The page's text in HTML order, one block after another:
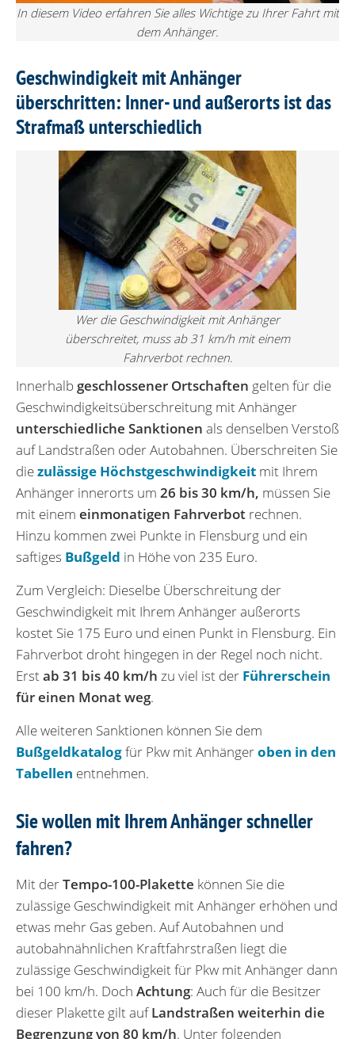
In diesem Video erfahren Sie alles Wichtige zu Ihrer Fahrt mit
dem Anhänger.
Geschwindigkeit mit Anhänger
überschritten: Inner- und außerorts ist das
Strafmaß unterschiedlich
Wer die Geschwindigkeit mit Anhänger
überschreitet, muss ab 31 km/h mit einem
Fahrverbot rechnen.
Innerhalb geschlossener Ortschaften gelten für die
Geschwindigkeitsüberschreitung mit Anhänger
unterschiedliche Sanktionen als denselben Verstoß
auf Landstraßen oder Autobahnen. Überschreiten Sie
diezulässige Höchstgeschwindigkeit mit Ihrem
Anhänger innerorts um 26 bis 30 km/h, müssen Sie
mit einem einmonatigen Fahrverbot rechnen.
Hinzu kommen zwei Punkte in Flensburg und ein
saftiges Bußgeld in Höhe von 235 Euro.
Zum Vergleich: Dieselbe Überschreitung der
Geschwindigkeit mit Ihrem Anhänger außerorts
kostet Sie 175 Euro und einen Punkt in Flensburg. Ein
Fahrverbot droht hingegen in der Regel noch nicht.
Erst ab 31 bis 40 km/h zu viel ist der Führerschein
für einen Monat weg.
Alle weiteren Sanktionen können Sie dem
Bußgeldkatalogfür Pkw mit Anhängeroben in den
Tabellen entnehmen.
Sie wollen mit Ihrem Anhänger schneller
fahren?
Mit derTempo-100-Plakette können Sie die
zulässige Geschwindigkeit mit Anhänger erhöhen und
etwas mehr Gas geben. Auf Autobahnen und
autobahnähnlichen Kraftfahrstraßen liegt die
zulässige Geschwindigkeit für Pkw mit Anhänger dann
bei 100 km/h. Doch Achtung: Auch für die Besitzer
dieser Plakette gilt aufLandstraßen weiterhin die
Begrenzung von 80 km/h. Unter folgenden